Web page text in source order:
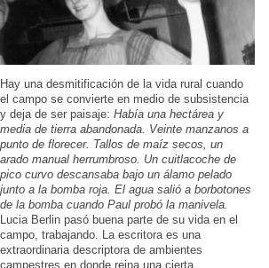
Hay una desmitificación de la vida rural cuando
el campo se convierte en medio de subsistencia
y deja de ser paisaje: Había una hectárea y
media de tierra abandonada. Veinte manzanos a
punto de florecer. Tallos de maíz secos, un
arado manual herrumbroso. Un cuitlacoche de
pico curvo descansaba bajo un álamo pelado
junto a la bomba roja. El agua salió a borbotones
de la bomba cuando Paul probó la manivela.
Lucia Berlin pasó buena parte de su vida en el
campo, trabajando. La escritora es una
extraordinaria descriptora de ambientes
campestres en donde reina una cierta